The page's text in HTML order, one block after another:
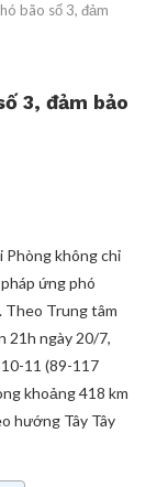
bão số 3, đảm
3, đảm bảo
Phòng không chỉ
ứng phó
Theo Trung tâm
21h ngày 20/7,
11 (89-117
khoảng 418 km
hướng Tây Tây